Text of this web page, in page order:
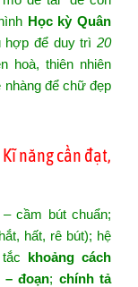
Học kỳ Quân
hợp để duy trì 20
hoà, thiên nhiên
để chữ đẹp
năng cần đạt,
cầm bút chuẩn;
hất, rê bút); hệ
khoảng cách
– đoạn; chính tả